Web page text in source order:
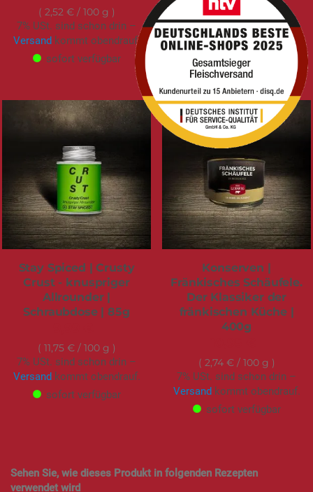
2,52 €/ 100 g
7% USt. sind schon drin –
Versand kommt obendrauf.
sofort verfügbar
3,56 €
7% USt. sind schon drin –
Versandkommt obendrauf.
ausverkauft
Stay Spiced | Crusty
Crust - knuspriger
Allrounder |
Schraubdose | 85g
11,75 €/ 100 g
7% USt. sind schon drin –
Versand kommt obendrauf.
sofort verfügbar
Konserven |
Fränkisches Schäufele.
Der Klassiker der
fränkischen Küche |
400g
2,74 €/ 100 g
7% USt. sind schon drin –
Versand kommt obendrauf.
sofort verfügbar
Sehen Sie, wie dieses Produkt in folgenden Rezepten
verwendet wird